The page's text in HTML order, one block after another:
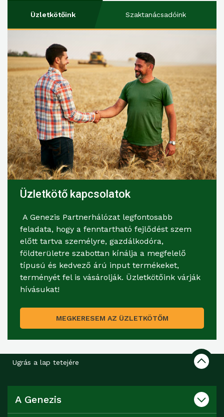
Üzletkötőink Szaktanácsadóink
Üzletkötő kapcsolatok
A Genezis Partnerhálózat legfontosabb
feladata, hogy a fenntartható fejlődést szem
előtt tartva személyre, gazdálkodóra,
földterületre szabottan kínálja a megfelelő
típusú és kedvező árú input termékeket,
terményét fel is vásárolják. Üzletkötőink várják
hívásukat!
MEGKERESEM AZ ÜZLETKÖTŐM
Ugrás a lap tetejére
A Genezis